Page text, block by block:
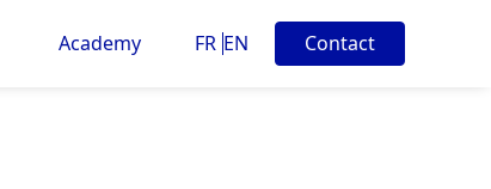
Academy FR EN Contact